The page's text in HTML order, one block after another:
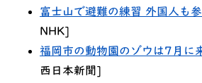
富士山で避難の練習 外国人も
NHK]
福岡市の動物園のゾウは7月に
西日本新聞]